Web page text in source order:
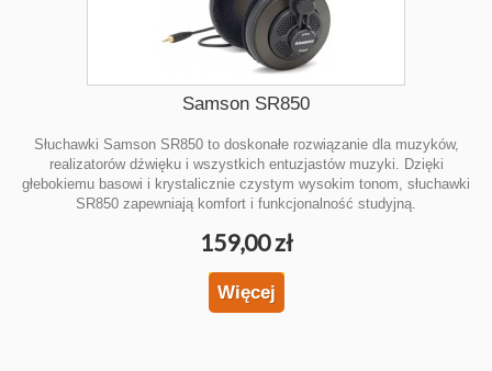
Samson SR850
Słuchawki Samson SR850 to doskonałe rozwiązanie dla muzyków,
realizatorów dźwięku i wszystkich entuzjastów muzyki. Dzięki
głebokiemu basowi i krystalicznie czystym wysokim tonom, słuchawki
SR850 zapewniają komfort i funkcjonalność studyjną.
159,00 zł
Więcej